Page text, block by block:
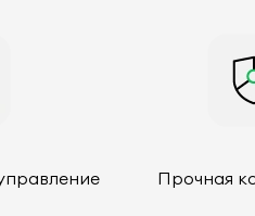
Прочная